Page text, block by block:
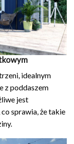
idealnym
z poddaszem
jest
sprawia, że takie